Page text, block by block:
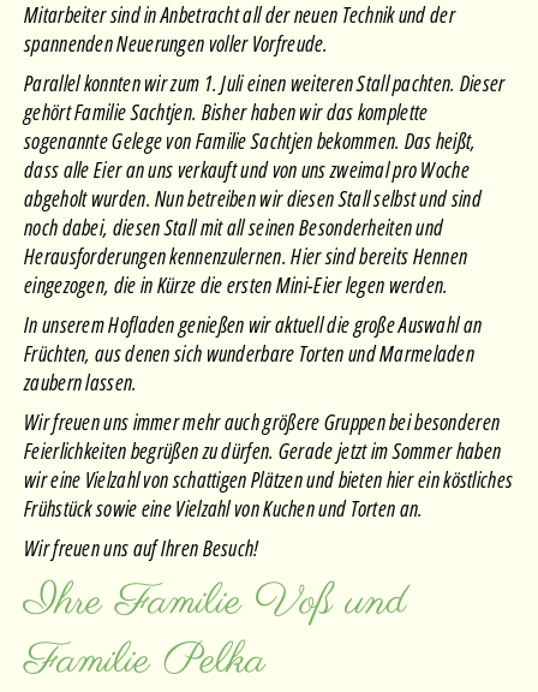
Mitarbeiter sind in Anbetracht all der neuen Technik und der
spannenden Neuerungen voller Vorfreude.
Parallel konnten wir zum 1. Juli einen weiteren Stall pachten. Dieser
gehört Familie Sachtjen. Bisher haben wir das komplette
sogenannte Gelege von Familie Sachtjen bekommen. Das heißt,
dass alle Eier an uns verkauft und von uns zweimal pro Woche
abgeholt wurden. Nun betreiben wir diesen Stall selbst und sind
noch dabei, diesen Stall mit all seinen Besonderheiten und
Herausforderungen kennenzulernen. Hier sind bereits Hennen
eingezogen, die in Kürze die ersten Mini-Eier legen werden.
In unserem Hofladen genießen wir aktuell die große Auswahl an
Früchten, aus denen sich wunderbare Torten und Marmeladen
zaubern lassen.
Wir freuen uns immer mehr auch größere Gruppen bei besonderen
Feierlichkeiten begrüßen zu dürfen. Gerade jetzt im Sommer haben
wir eine Vielzahl von schattigen Plätzen und bieten hier ein köstliches
Frühstück sowie eine Vielzahl von Kuchen und Torten an.
Wir freuen uns auf Ihren Besuch!
Ihre Familie Voß und
Familie Pelka